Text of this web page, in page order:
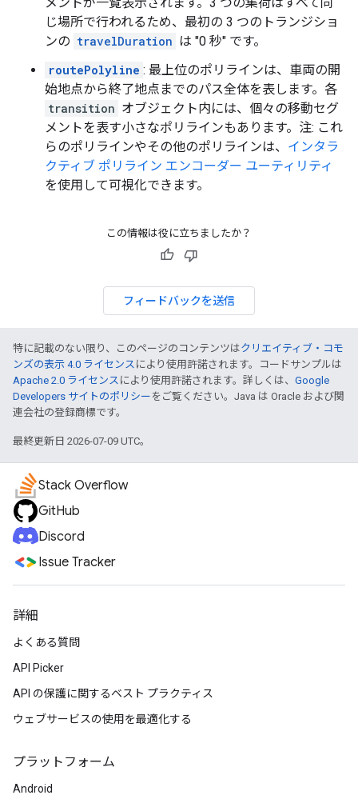
じ場所で行われるため、最初の 3 つのトランジショ
ンの travelDuration は "0 秒" です。
routePolyline : 最上位のポリラインは、車両の開
始地点から終了地点までのパス全体を表します。各
transition オブジェクト内には、個々の移動セグ
メントを表す小さなポリラインもあります。注: これ
らのポリラインやその他のポリラインは、 インタラ
クティブ ポリライン エンコーダー ユーティリティ
を使用して可視化できます。
この情報は役に立ちましたか？
フィードバックを送信
特に記載のない限り、このページのコンテンツはクリエイティブ・コモ
ンズの表示 4.0 ライセンス により使用許諾されます。コードサンプルは
Apache 2.0 ライセンス により使用許諾されます。詳しくは、 Google
Developers サイトのポリシー をご覧ください。Java は Oracle および関
連会社の登録商標です。
最終更新日 2026-07-09 UTC。
Stack Overflow
GitHub
Discord
Issue Tracker
詳細
よくある質問
API Picker
API の保護に関するベスト プラクティス
ウェブサービスの使用を最適化する
プラットフォーム
Android